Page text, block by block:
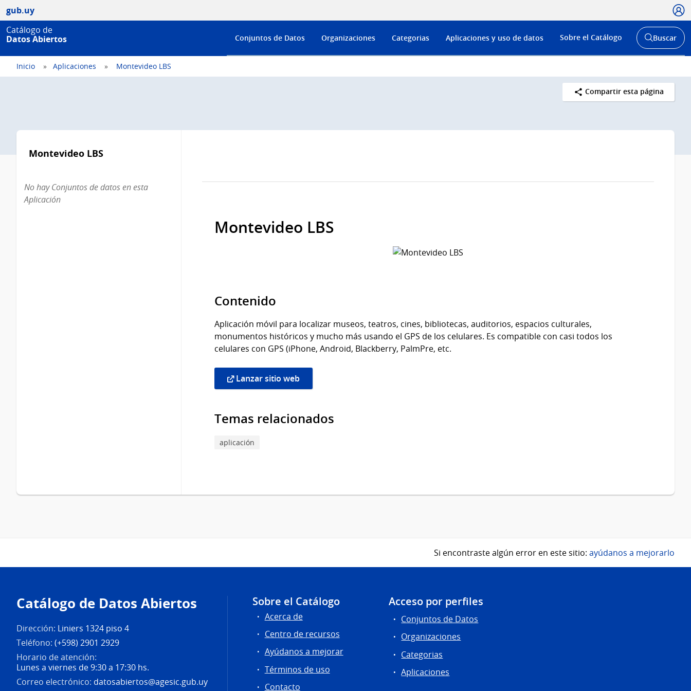
gub.uy
Catálogo de
Datos Abiertos
Menú
de
Conjuntos de Datos Organizaciones Categorias Aplicaciones y uso de datos Sobre el Catálogo
Abrir
buscador
Buscar
Inicio Aplicaciones Montevideo LBS
Compartir esta página
Montevideo LBS
No hay Conjuntos de datos en esta
Aplicación
Montevideo LBS
Contenido
Aplicación móvil para localizar museos, teatros, cines, bibliotecas, auditorios, espacios culturales,
monumentos históricos y mucho más usando el GPS de los celulares. Es compatible con casi todos los
celulares con GPS (iPhone, Android, Blackberry, PalmPre, etc.
Lanzar sitio web
Temas relacionados
aplicación
Si encontraste algún error en este sitio: ayúdanos a mejorarlo
de
página
Catálogo de Datos Abiertos
Dirección: Liniers 1324 piso 4
Teléfono: (+598) 2901 2929
Horario de atención:
Lunes a viernes de 9:30 a 17:30 hs.
Correo electrónico: datosabiertos@agesic.gub.uy
Sobre el Catálogo
Acerca de
Centro de recursos
Ayúdanos a mejorar
Términos de uso
Contacto
Acceso por perfiles
Conjuntos de Datos
Organizaciones
Categorias
Aplicaciones